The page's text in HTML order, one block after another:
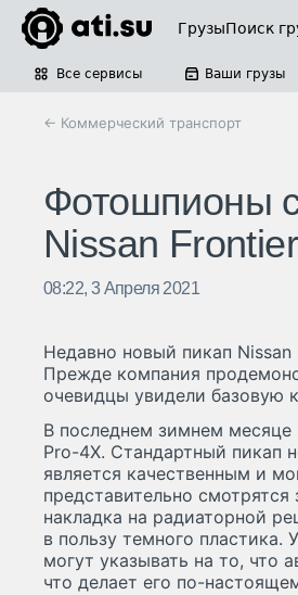
ГрузыПоиск
Все сервисы Ваши грузы
← Коммерческий транспорт
Фотошпионы
Nissan Frontier
08:22, 3 Апреля 2021
Недавно новый пикап Nissan
Прежде компания
очевидцы увидели базовую
В последнем зимнем месяце
Pro-4X. Стандартный пикап
является качественным и
представительно
накладка на радиаторной
в пользу темного
могут указывать на то, что
что делает его по-